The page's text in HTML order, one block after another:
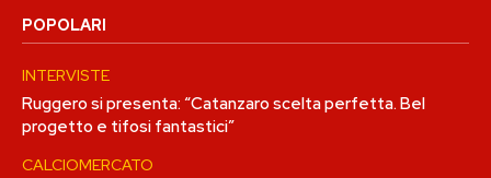
POPOLARI
INTERVISTE
Ruggero si presenta: “Catanzaro scelta perfetta. Bel
progetto e tifosi fantastici”
CALCIOMERCATO